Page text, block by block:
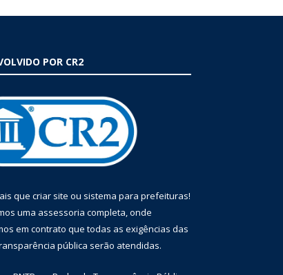
POR CR2
que criar site ou sistema para prefeituras!
uma assessoria completa, onde
em contrato que todas as exigências das
pública serão atendidas.